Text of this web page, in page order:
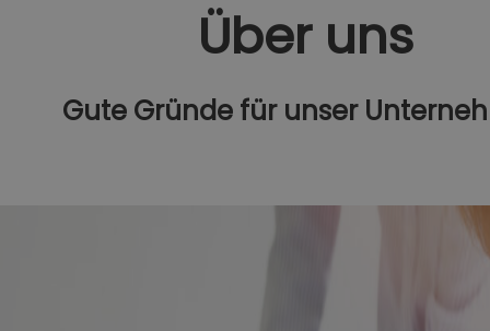
Über uns
Gute Gründe für unser